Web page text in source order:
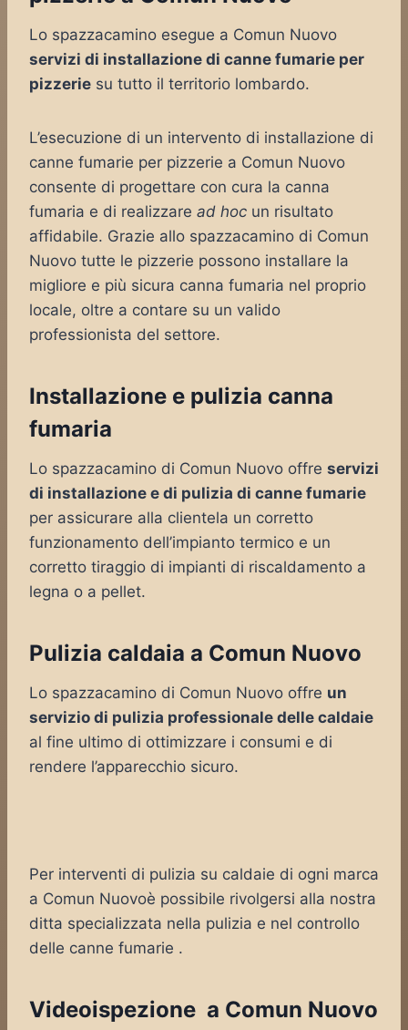
Lo spazzacamino esegue a Comun Nuovo
servizi di installazione di canne fumarie per
pizzerie su tutto il territorio lombardo.
L’esecuzione di un intervento di installazione di
canne fumarie per pizzerie a Comun Nuovo
consente di progettare con cura la canna
fumaria e di realizzare ad hoc un risultato
affidabile. Grazie allo spazzacamino di Comun
Nuovo tutte le pizzerie possono installare la
migliore e più sicura canna fumaria nel proprio
locale, oltre a contare su un valido
professionista del settore.
Installazione e pulizia canna
fumaria
Lo spazzacamino di Comun Nuovo offre servizi
di installazione e di pulizia di canne fumarie
per assicurare alla clientela un corretto
funzionamento dell’impianto termico e un
corretto tiraggio di impianti di riscaldamento a
legna o a pellet.
Pulizia caldaia a Comun Nuovo
Lo spazzacamino di Comun Nuovo offre un
servizio di pulizia professionale delle caldaie
al fine ultimo di ottimizzare i consumi e di
rendere l’apparecchio sicuro.
Per interventi di pulizia su caldaie di ogni marca
a Comun Nuovoè possibile rivolgersi alla nostra
ditta specializzata nella pulizia e nel controllo
delle canne fumarie .
Videoispezione a Comun Nuovo